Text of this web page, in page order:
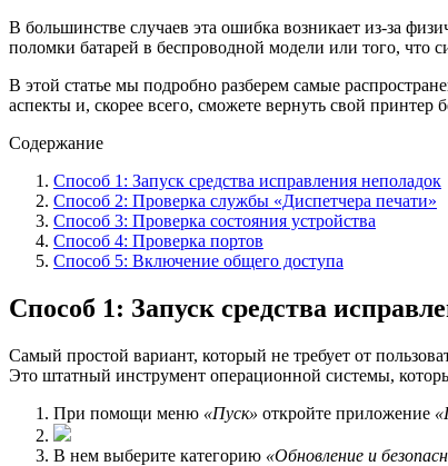
В большинстве случаев эта ошибка возникает из-за
поломки батарей в беспроводной модели или того, что
В этой статье мы подробно разберем самые
аспекты и, скорее всего, сможете вернуть свой принтер
Содержание
Способ 1: Запуск средства исправления неполадок
Способ 2: Проверка службы «Диспетчера печати»
Способ 3: Проверка состояния устройства
Способ 4: Проверка портов
Способ 5: Включение общего доступа
Способ 1: Запуск средства
Самый простой вариант, который не требует от
Это штатный инструмент операционной системы,
При помощи меню «Пуск» откройте приложение
В нем выберите категорию «Обновление и